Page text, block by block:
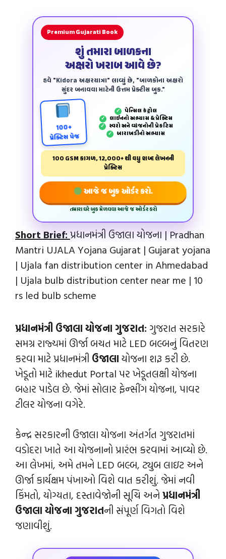
Premium Gujarati Book
શું તમારા બાળકના
અક્ષરો ખરાબ આવે છે?
હવે "Kidora અક્ષરયાત્રા" લાવ્યું છે, "બાળકોના અક્ષરો
સુંદર બનાવવા માટેની ઉત્તમ પ્રેક્ટીસ બુક."
100+
પ્રેક્ટિસ પેજ
✓ પેન્‍સિલ કંટ્રોલ
✓ લાઈનનો અભ્યાસ & પ્રેક્ટિસ
✓ સ્વરો અને વ્યંજનોની પ્રેકટિસ
✓ બારાખડીનો અભ્યાસ
100 GSM કાગળ, 12,000+ થી વધુ શબ્દ લેખનની
પ્રેક્ટિસ
આજે જ બુક ઓર્ડર કરો.
તમારા ઘરે બુક મેળવવા આજે જ ઓર્ડર કરો
Short Brief: પ્રધાનમંત્રી ઉજાલા યોજના | Pradhan
Mantri UJALA Yojana Gujarat | Gujarat yojana
| Ujala fan distribution center in Ahmedabad
| Ujala bulb distribution center near me | 10
rs led bulb scheme
પ્રધાનમંત્રી ઉજાલા યોજના ગુજરાત: ગુજરાત સરકારે
સમગ્ર રાજ્યમાં ઊર્જા બચત માટે LED બલ્બનું વિતરણ
કરવા માટે પ્રધાનમંત્રી ઉજાલા યોજના શરૂ કરી છે.
ખેડૂતો માટે ikhedut Portal પર ખેડૂતલક્ષી યોજના
બહાર પાડેલ છે. જેમાં સોલાર ફેન્‍સીંગ યોજના, પાવર
ટીલર યોજના વગેરે.
કેન્દ્ર સરકારની ઉજાલા યોજના અંતર્ગત ગુજરાતમાં
વડોદરા ખાતે આ યોજનાનો પ્રારંભ કરવામાં આવ્યો છે.
આ લેખમાં, અમે તમને LED બલ્બ, ટ્યુબ લાઇટ અને
ઊર્જા કાર્યક્ષમ પંખાઓ વિશે વાત કરીશું. જેમાં નવી
કિંમતો, યોગ્યતા, દસ્તાવેજોની સૂચિ અને પ્રધાનમંત્રી
ઉજાલા યોજના ગુજરાતની સંપૂર્ણ વિગતો વિશે
જણાવીશું.